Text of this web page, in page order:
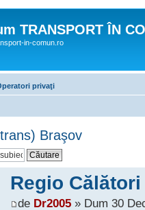
TRANSPORT ÎN
in-comun.ro
privaţi
Braşov
Regio
de Dr2005» Dum 30